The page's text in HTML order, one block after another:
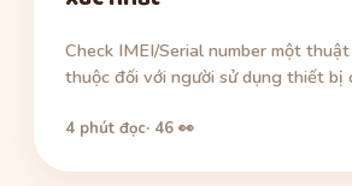
Check IMEI/Serial number một
thuộc đối với người sử dụng thiết bị
4 phút đọc· 46 👀